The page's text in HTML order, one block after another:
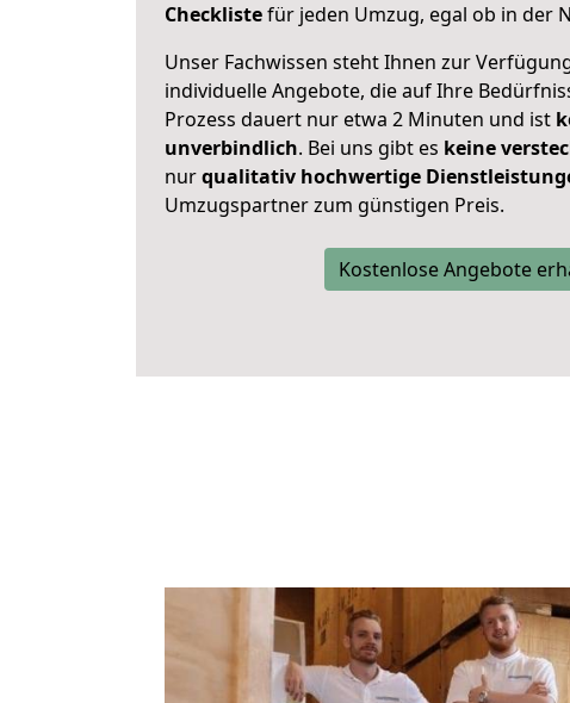
Checklistefür jeden Umzug, egal ob in der
Unser Fachwissen steht Ihnen zur
individuelle Angebote, die auf Ihre
Prozess dauert nur etwa 2 Minuten und ist
unverbindlich. Bei uns gibt es keine
nurqualitativ hochwertige
Umzugspartner zum günstigen Preis.
Kostenlose Angebote